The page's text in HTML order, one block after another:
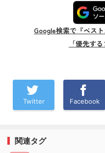
Google検索で『ベス
「優先す
Twitter Facebook
関連タグ